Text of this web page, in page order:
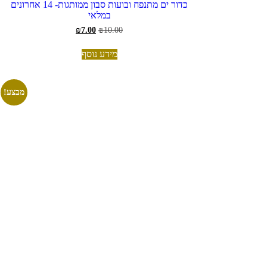
כדור ים מתנפח ובועות סבון ממותגות- 14 אחרונים
במלאי
₪10.00
המחיר
היה:
₪10.00.
₪7.00 המחיר
מידע נוסף
מבצע!